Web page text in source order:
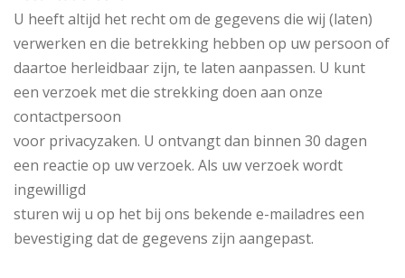
U heeft altijd het recht om de gegevens die wij (laten)
verwerken en die betrekking hebben op uw persoon of
daartoe herleidbaar zijn, te laten aanpassen. U kunt
een verzoek met die strekking doen aan onze
contactpersoon
voor privacyzaken. U ontvangt dan binnen 30 dagen
een reactie op uw verzoek. Als uw verzoek wordt
ingewilligd
sturen wij u op het bij ons bekende e-mailadres een
bevestiging dat de gegevens zijn aangepast.